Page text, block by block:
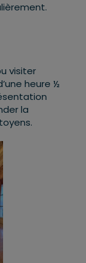
visiter
heure ½
la